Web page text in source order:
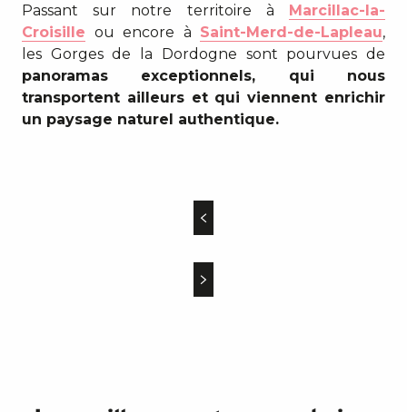
Passant sur notre territoire à Marcillac-la-
Croisille ou encore à Saint-Merd-de-Lapleau,
les Gorges de la Dordogne sont pourvues de
panoramas exceptionnels, qui nous
transportent ailleurs et qui viennent enrichir
un paysage naturel authentique.